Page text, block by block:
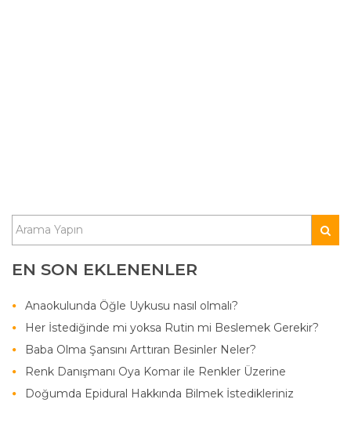
EN SON EKLENENLER
Anaokulunda Öğle Uykusu nasıl olmalı?
Her İstediğinde mi yoksa Rutin mi Beslemek Gerekir?
Baba Olma Şansını Arttıran Besinler Neler?
Renk Danışmanı Oya Komar ile Renkler Üzerine
Doğumda Epidural Hakkında Bilmek İstedikleriniz